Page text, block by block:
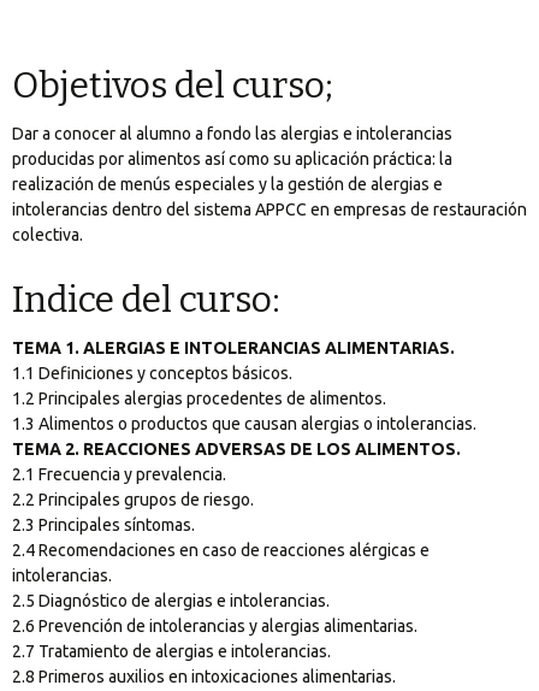
Objetivos del curso;
Dar a conocer al alumno a fondo las alergias e intolerancias
producidas por alimentos así como su aplicación práctica: la
realización de menús especiales y la gestión de alergias e
intolerancias dentro del sistema APPCC en empresas de restauración
colectiva.
Indice del curso:
TEMA 1. ALERGIAS E INTOLERANCIAS ALIMENTARIAS.
1.1 Definiciones y conceptos básicos.
1.2 Principales alergias procedentes de alimentos.
1.3 Alimentos o productos que causan alergias o intolerancias.
TEMA 2. REACCIONES ADVERSAS DE LOS ALIMENTOS.
2.1 Frecuencia y prevalencia.
2.2 Principales grupos de riesgo.
2.3 Principales síntomas.
2.4 Recomendaciones en caso de reacciones alérgicas e
intolerancias.
2.5 Diagnóstico de alergias e intolerancias.
2.6 Prevención de intolerancias y alergias alimentarias.
2.7 Tratamiento de alergias e intolerancias.
2.8 Primeros auxilios en intoxicaciones alimentarias.